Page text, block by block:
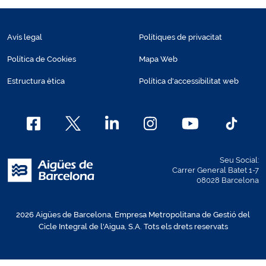
Avís legal
Política de Cookies
Estructura ètica
Polítiques de privacitat
Mapa Web
Política d'accessibilitat web
Seu Social:
Carrer General Batet 1-7
08028 Barcelona
2026 Aigües de Barcelona, Empresa Metropolitana de Gestió del
Cicle Integral de l'Aigua, S.A. Tots els drets reservats